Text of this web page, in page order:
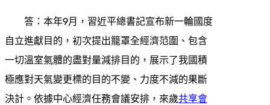
答：本年9月，習近平總書記宣布新一輪國度
自立進獻目的，初次提出籠罩全經濟范圍、包含
一切溫室氣體的盡對量減排目的，展示了我國積
極應對天氣變更標的目的不變、力度不減的果斷
決計。依據中心經濟任務會議安排，來歲共享會